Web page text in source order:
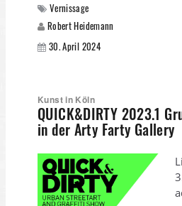
Vernissage
Robert Heidemann
30. April 2024
Kunst in Köln
QUICK&DIRTY 2023.1
in der Arty Farty Gallery